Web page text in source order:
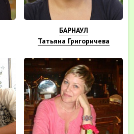
БАРНАУЛ
Татьяна Григоричева